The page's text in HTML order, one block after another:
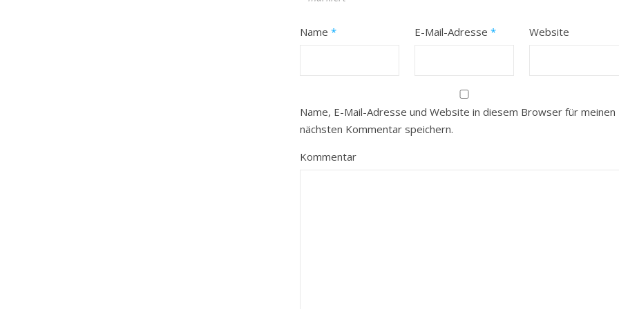
Name * E-Mail-Adresse * Website
Name, E-Mail-Adresse und Website in diesem Browser für meinen
nächsten Kommentar speichern.
Kommentar